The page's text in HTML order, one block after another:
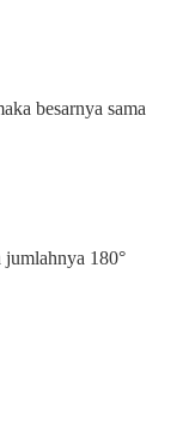
besarnya sama
180°